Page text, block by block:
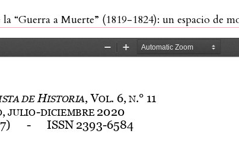
“Guerra a Muerte” (1819-1824): un espacio de